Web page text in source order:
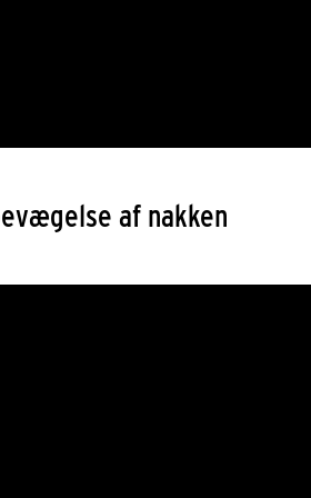
af nakken